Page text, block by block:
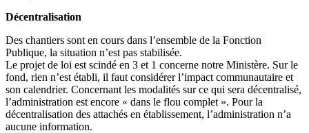
Décentralisation
Des chantiers sont en cours dans l’ensemble de la Fonction
Publique, la situation n’est pas stabilisée.
Le projet de loi est scindé en 3 et 1 concerne notre Ministère. Sur le
fond, rien n’est établi, il faut considérer l’impact communautaire et
son calendrier. Concernant les modalités sur ce qui sera décentralisé,
l’administration est encore « dans le flou complet ». Pour la
décentralisation des attachés en établissement, l’administration n’a
aucune information.